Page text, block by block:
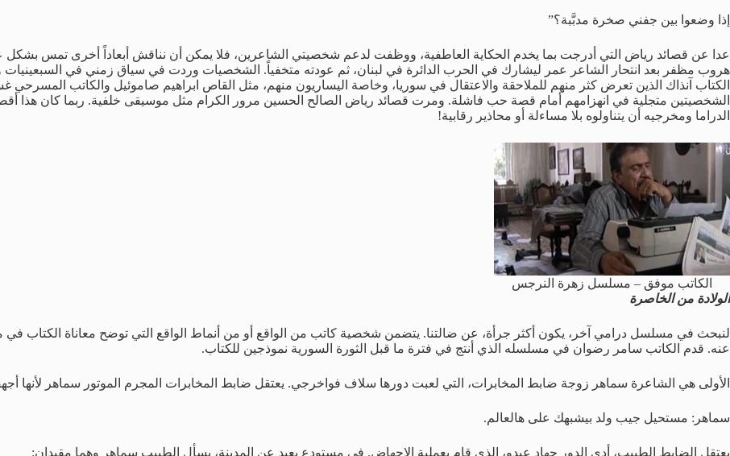
إذا وضعوا بين جفني صخرة مدبَّبة؟”
عدا عن قصائد رياض التي أدرجت بما يخدم الحكاية العاطفية، ووظفت لدعم شخصيتي الشاعرين، فلا يمكن أن نناقش أبعاداً أخرى تمس بشكل
هروب مظفر بعد انتحار الشاعر عمر ليشارك في الحرب الدائرة في لبنان، ثم عودته متخفياً. الشخصيات وردت في سياق زمني في السبعينيات
الكتاب آنذاك الذين تعرض كثر منهم للملاحقة والاعتقال في سوريا، وخاصة اليساريون منهم، مثل القاص ابراهيم صاموئيل والكاتب
الشخصيتين متجلية في انهزامهم أمام قصة حب فاشلة. ومرت قصائد رياض الصالح الحسين مرور الكرام مثل موسيقى خلفية. ربما كان هذا
الدراما ومخرجيه أن يتناولوه بلا مساءلة أو محاذير رقابية!
الكاتب موفق – مسلسل زهرة النرجس
الولادة من الخاصرة
لنبحث في مسلسل درامي آخر، يكون أكثر جرأة، عن ضالتنا. يتضمن شخصية كاتب من الواقع أو من أنماط الواقع التي توضح معاناة الكتاب
عنه. قدم الكاتب سامر رضوان في مسلسله الذي أنتج في فترة ما قبل الثورة السورية نموذجين للكتاب.
الأولى هي الشاعرة سماهر زوجة ضابط المخابرات، التي لعبت دورها سلاف فواخرجي. يعتقل ضابط المخابرات المجرم الموتور سماهر لأنها
سماهر: مستحيل جيب ولد بيشبهك على هالعالم.
يعتقل الضابط الطبيب، أدى الدور جهاد عبدو، الذي قام بعملية الاجهاض. في مستودع بعيد عن المدينة، يسأل الطبيب سماهر وهما مقيدان: